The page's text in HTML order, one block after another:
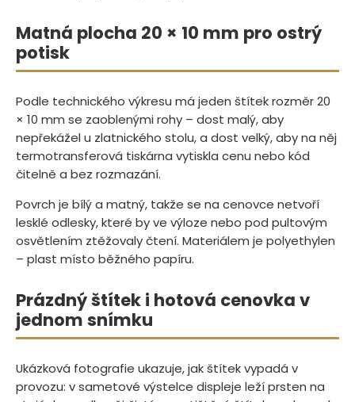
Matná plocha 20 × 10 mm pro ostrý
potisk
Podle technického výkresu má jeden štítek rozměr 20
× 10 mm se zaoblenými rohy – dost malý, aby
nepřekážel u zlatnického stolu, a dost velký, aby na něj
termotransferová tiskárna vytiskla cenu nebo kód
čitelně a bez rozmazání.
Povrch je bílý a matný, takže se na cenovce netvoří
lesklé odlesky, které by ve výloze nebo pod pultovým
osvětlením ztěžovaly čtení. Materiálem je polyethylen
– plast místo běžného papíru.
Prázdný štítek i hotová cenovka v
jednom snímku
Ukázková fotografie ukazuje, jak štítek vypadá v
provozu: v sametové výstelce displeje leží prsten na